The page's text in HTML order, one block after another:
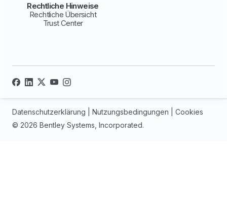
Rechtliche Hinweise
Rechtliche Übersicht
Trust Center
© 2026 Bentley Systems, Incorporated.
Datenschutzerklärung Nutzungsbedingungen Cookies